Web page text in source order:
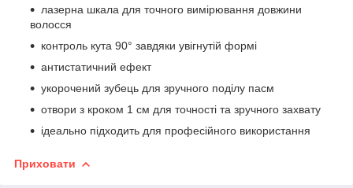
лазерна шкала для точного вимірювання довжини
волосся
контроль кута 90° завдяки увігнутій формі
антистатичний ефект
укорочений зубець для зручного поділу пасм
отвори з кроком 1 см для точності та зручного захвату
ідеально підходить для професійного використання
Приховати